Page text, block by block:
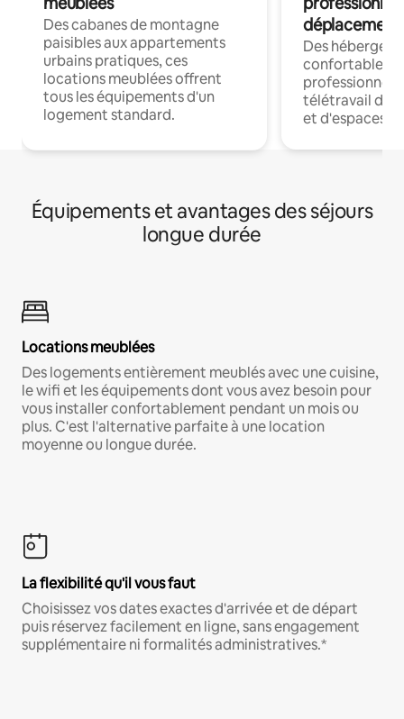
Des cabanes de montagne
paisibles aux appartements
urbains pratiques, ces
locations meublées offrent
tous les équipements d'un
logement standard.
déplacement
Des
confortables
professionnels
télétravail
et d'espaces
Équipements et avantages des séjours
longue durée
Locations meublées
Des logements entièrement meublés avec une cuisine,
le wifi et les équipements dont vous avez besoin pour
vous installer confortablement pendant un mois ou
plus. C'est l'alternative parfaite à une location
moyenne ou longue durée.
La flexibilité qu'il vous faut
Choisissez vos dates exactes d'arrivée et de départ
puis réservez facilement en ligne, sans engagement
supplémentaire ni formalités administratives.*